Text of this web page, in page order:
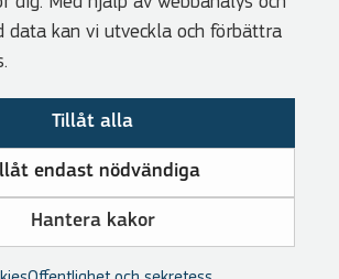
data kan vi utveckla och förbättra
Tillåt alla
endast nödvändiga
Hantera kakor